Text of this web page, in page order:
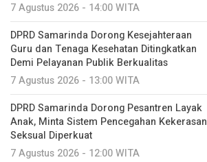
7 Agustus 2026 - 14:00 WITA
DPRD Samarinda Dorong Kesejahteraan
Guru dan Tenaga Kesehatan Ditingkatkan
Demi Pelayanan Publik Berkualitas
7 Agustus 2026 - 13:00 WITA
DPRD Samarinda Dorong Pesantren Layak
Anak, Minta Sistem Pencegahan Kekerasan
Seksual Diperkuat
7 Agustus 2026 - 12:00 WITA